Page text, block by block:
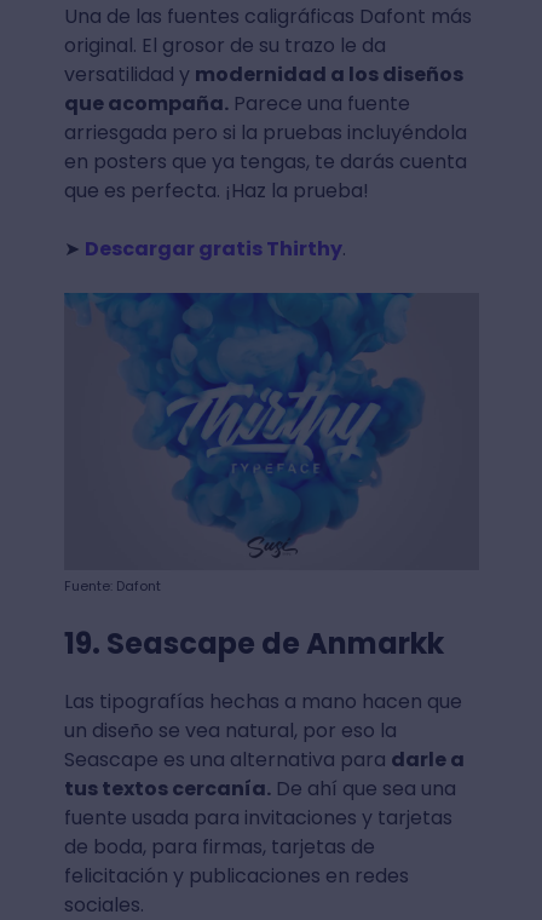
Una de las fuentes caligráficas Dafont más
original. El grosor de su trazo le da
versatilidad y modernidad a los diseños
que acompaña.Parece una fuente
arriesgada pero si la pruebas incluyéndola
en posters que ya tengas, te darás cuenta
que es perfecta. ¡Haz la prueba!
➤ Descargar gratis Thirthy.
Fuente: Dafont
19. Seascape de Anmarkk
Las tipografías hechas a mano hacen que
un diseño se vea natural, por eso la
Seascape es una alternativa para darle a
tus textos cercanía.De ahí que sea una
fuente usada para invitaciones y tarjetas
de boda, para firmas, tarjetas de
felicitación y publicaciones en redes
sociales.